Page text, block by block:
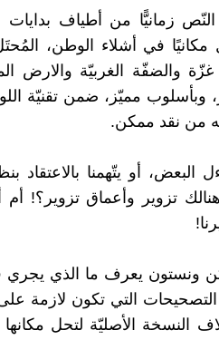
النّص زمانيًّا من أطياف بدايات
مكانيًا في أشلاء الوطن،
وبأسلوب مميّز، ضمن تقنيّة
من نقد ممكن.
البعض، أو يتّهمنا بالاعتقاد
تزوير وأعماق تزوير؟! أم
ونستون يعرف ما الذي يجري
التصحيحات التي تكون لازمة
النسخة الأصليّة لتحل